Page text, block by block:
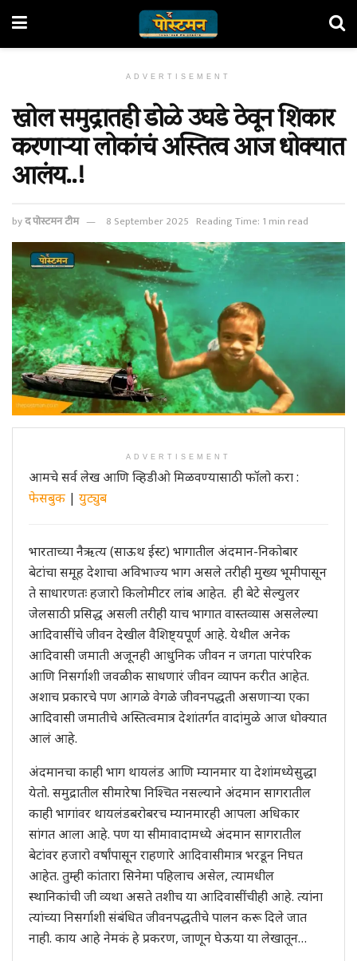
ADVERTISEMENT
खोल समुद्रातही डोळे उघडे ठेवून शिकार
करणाऱ्या लोकांचं अस्तित्व आज धोक्यात
आलंय..!
byद पोस्टमन टीम 8 September 2025 Reading Time: 1 min read
ADVERTISEMENT
आमचे सर्व लेख आणि व्हिडीओ मिळवण्यासाठी फॉलो करा :
फेसबुक | युट्युब
भारताच्या नैऋत्य (साऊथ ईस्ट) भागातील अंदमान-निकोबार
बेटांचा समूह देशाचा अविभाज्य भाग असले तरीही मुख्य भूमीपासून
ते साधारणतः हजारो किलोमीटर लांब आहेत. ही बेटे सेल्युलर
जेलसाठी प्रसिद्ध असली तरीही याच भागात वास्तव्यास असलेल्या
आदिवासींचे जीवन देखील वैशिष्ट्यपूर्ण आहे. येथील अनेक
आदिवासी जमाती अजूनही आधुनिक जीवन न जगता पारंपरिक
आणि निसर्गाशी जवळीक साधणारं जीवन व्यापन करीत आहेत.
अशाच प्रकारचे पण आगळे वेगळे जीवनपद्धती असणाऱ्या एका
आदिवासी जमातीचे अस्तित्वमात्र देशांतर्गत वादांमुळे आज धोक्यात
आलं आहे.
अंदमानचा काही भाग थायलंड आणि म्यानमार या देशांमध्येसुद्धा
येतो. समुद्रातील सीमारेषा निश्चित नसल्याने अंदमान सागरातील
काही भागांवर थायलंडबरोबरच म्यानमारही आपला अधिकार
सांगत आला आहे. पण या सीमावादामध्ये अंदमान सागरातील
बेटांवर हजारो वर्षांपासून राहणारे आदिवासीमात्र भरडून निघत
आहेत. तुम्ही कांतारा सिनेमा पहिलाच असेल, त्यामधील
स्थानिकांची जी व्यथा असते तशीच या आदिवासींचीही आहे. त्यांना
त्यांच्या निसर्गाशी संबंधित जीवनपद्धतीचे पालन करू दिले जात
नाही. काय आहे नेमकं हे प्रकरण, जाणून घेऊया या लेखातून…